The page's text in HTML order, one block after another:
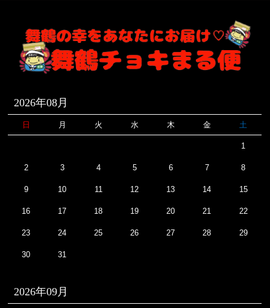
2026年08月
日 月 火 水 木 金 土
1
2 3 4 5 6 7 8
9 10 11 12 13 14 15
16 17 18 19 20 21 22
23 24 25 26 27 28 29
30 31
2026年09月